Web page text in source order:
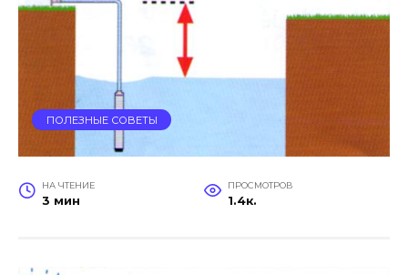
ПОЛЕЗНЫЕ СОВЕТЫ
НА ЧТЕНИЕ
3 мин
ПРОСМОТРОВ
1.4к.